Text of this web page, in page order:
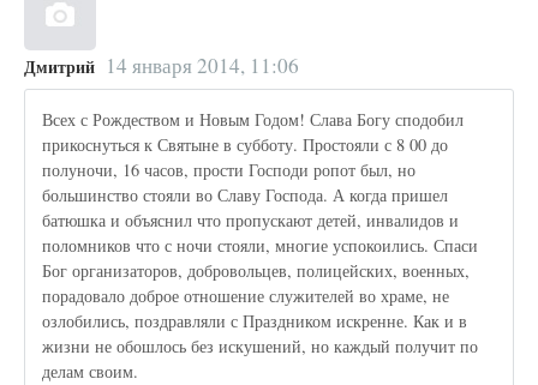
Дмитрий 14 января 2014, 11:06
Всех с Рождеством и Новым Годом! Слава Богу сподобил
прикоснуться к Святыне в субботу. Простояли с 8 00 до
полуночи, 16 часов, прости Господи ропот был, но
большинство стояли во Славу Господа. А когда пришел
батюшка и объяснил что пропускают детей, инвалидов и
поломников что с ночи стояли, многие успокоились. Спаси
Бог организаторов, добровольцев, полицейских, военных,
порадовало доброе отношение служителей во храме, не
озлобились, поздравляли с Праздником искренне. Как и в
жизни не обошлось без искушений, но каждый получит по
делам своим.